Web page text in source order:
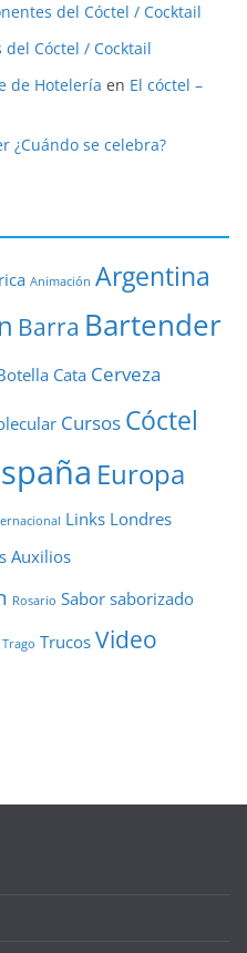
del Cóctel / Cocktail
Cóctel / Cocktail
de Hotelería en El cóctel –
¿Cuándo se celebra?
Animación Argentina
Barra Bartender
Cata Cerveza
Cursos Cóctel
Europa
Links Londres
Auxilios
Rosario Sabor saborizado
Trago Trucos Video